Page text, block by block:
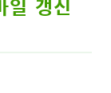
일 갱신